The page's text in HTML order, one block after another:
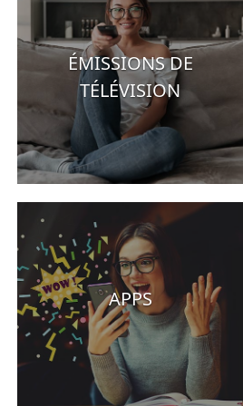
ÉMISSIONS DE
TÉLÉVISION
APPS